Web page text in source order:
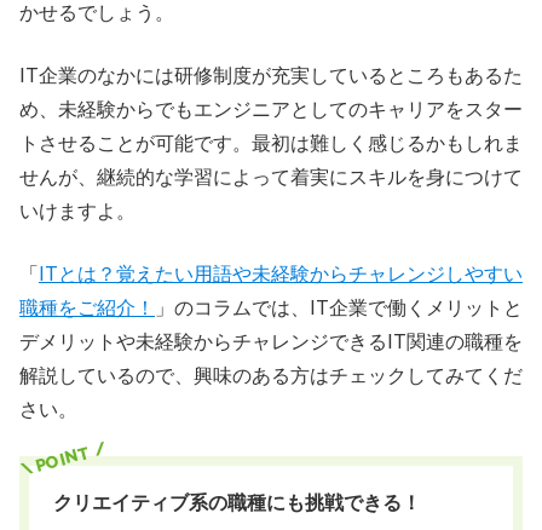
かせるでしょう。
IT企業のなかには研修制度が充実しているところもあるた
め、未経験からでもエンジニアとしてのキャリアをスター
トさせることが可能です。最初は難しく感じるかもしれま
せんが、継続的な学習によって着実にスキルを身につけて
いけますよ。
「
ITとは？覚えたい用語や未経験からチャレンジしやすい
職種をご紹介！
」のコラムでは、IT企業で働くメリットと
デメリットや未経験からチャレンジできるIT関連の職種を
解説しているので、興味のある方はチェックしてみてくだ
さい。
クリエイティブ系の職種にも挑戦できる！